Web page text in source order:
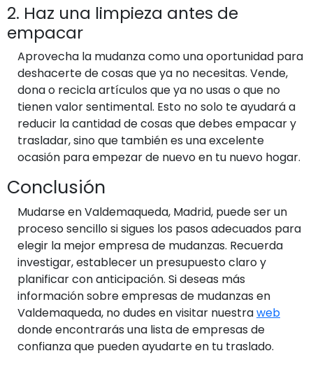
2. Haz una limpieza antes de
empacar
Aprovecha la mudanza como una oportunidad para
deshacerte de cosas que ya no necesitas. Vende,
dona o recicla artículos que ya no usas o que no
tienen valor sentimental. Esto no solo te ayudará a
reducir la cantidad de cosas que debes empacar y
trasladar, sino que también es una excelente
ocasión para empezar de nuevo en tu nuevo hogar.
Conclusión
Mudarse en Valdemaqueda, Madrid, puede ser un
proceso sencillo si sigues los pasos adecuados para
elegir la mejor empresa de mudanzas. Recuerda
investigar, establecer un presupuesto claro y
planificar con anticipación. Si deseas más
información sobre empresas de mudanzas en
Valdemaqueda, no dudes en visitar nuestraweb
donde encontrarás una lista de empresas de
confianza que pueden ayudarte en tu traslado.